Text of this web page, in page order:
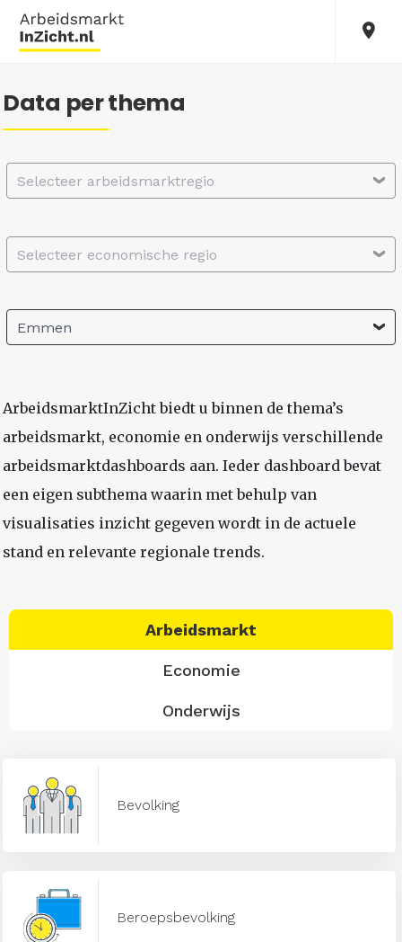
Data per thema
Selecteer arbeidsmarktregio
Selecteer economische regio
Emmen
ArbeidsmarktInZicht biedt u binnen de thema’s
arbeidsmarkt, economie en onderwijs verschillende
arbeidsmarktdashboards aan. Ieder dashboard bevat
een eigen subthema waarin met behulp van
visualisaties inzicht gegeven wordt in de actuele
stand en relevante regionale trends.
Arbeidsmarkt
Economie
Onderwijs
Bevolking
Beroepsbevolking